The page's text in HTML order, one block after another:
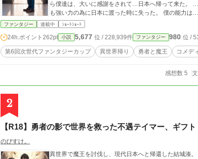
ら僕達は、大いに感謝をされて…日本へ帰って来た。 …が、ここで1つ問題が起きた。 みんなの能力は、あまりに
も強い力の為に日本に渡った時に失った。 僕の能力は…戦闘ではあまり役に立たない物だったので、日本でも難な
く使えた。 だが、それが良くなかった。 変に悪目立ちをして、一部の者達から目を付けられる事に… 僕は一体、
ファンタジー 連載中 ｼｮｰﾄｼｮｰﾄ
24h.ポイント 262pt 小説 5,677 位 / 228,939件 ファンタジー 980 位 /
第6回次世代ファンタジーカップ 異世界帰り 勇者と魔王 コメデ
感想数 5
2
【R18】勇者の影で世界を救った不遇テイマー、ギフ
のびすけ。
異世界で魔王を討伐し、現代日本へと帰還した結城湊